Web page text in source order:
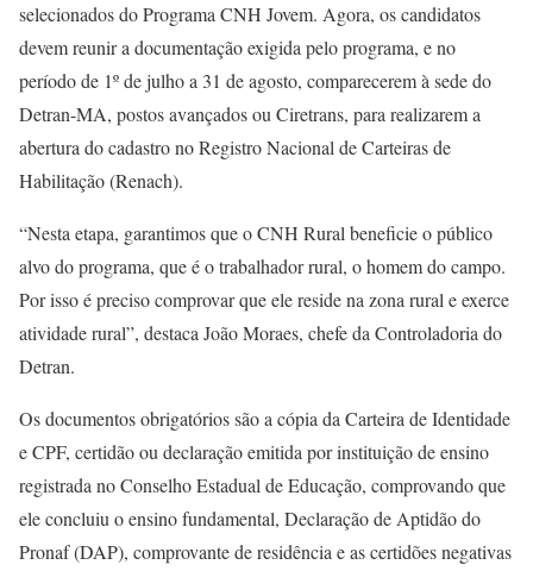
selecionados do Programa CNH Jovem. Agora, os candidatos
devem reunir a documentação exigida pelo programa, e no
período de 1º de julho a 31 de agosto, comparecerem à sede do
Detran-MA, postos avançados ou Ciretrans, para realizarem a
abertura do cadastro no Registro Nacional de Carteiras de
Habilitação (Renach).
“Nesta etapa, garantimos que o CNH Rural beneficie o público
alvo do programa, que é o trabalhador rural, o homem do campo.
Por isso é preciso comprovar que ele reside na zona rural e exerce
atividade rural”, destaca João Moraes, chefe da Controladoria do
Detran.
Os documentos obrigatórios são a cópia da Carteira de Identidade
e CPF, certidão ou declaração emitida por instituição de ensino
registrada no Conselho Estadual de Educação, comprovando que
ele concluiu o ensino fundamental, Declaração de Aptidão do
Pronaf (DAP), comprovante de residência e as certidões negativas